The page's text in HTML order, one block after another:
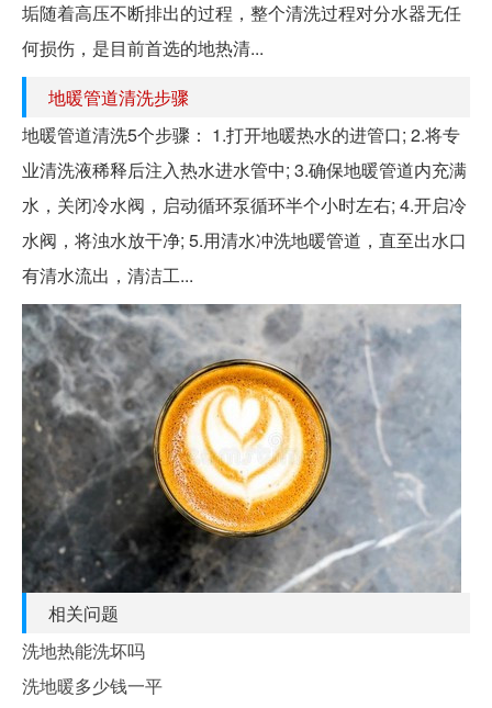
垢随着高压不断排出的过程，整个清洗过程对分水器无任
何损伤，是目前首选的地热清...
地暖管道清洗步骤
地暖管道清洗5个步骤： 1.打开地暖热水的进管口; 2.将专
业清洗液稀释后注入热水进水管中; 3.确保地暖管道内充满
水，关闭冷水阀，启动循环泵循环半个小时左右; 4.开启冷
水阀，将浊水放干净; 5.用清水冲洗地暖管道，直至出水口
有清水流出，清洁工...
相关问题
洗地热能洗坏吗
洗地暖多少钱一平